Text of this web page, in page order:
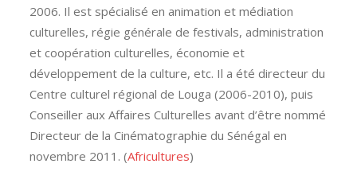
2006. Il est spécialisé en animation et médiation
culturelles, régie générale de festivals, administration
et coopération culturelles, économie et
développement de la culture, etc. Il a été directeur du
Centre culturel régional de Louga (2006-2010), puis
Conseiller aux Affaires Culturelles avant d’être nommé
Directeur de la Cinématographie du Sénégal en
novembre 2011. (Africultures)